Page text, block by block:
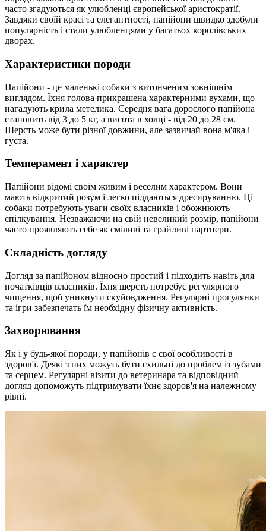
часто згадуються як улюбленці європейської аристократії.
Завдяки своїй красі та елегантності, папійони швидко здобули
популярність і стали улюбленцями у багатьох королівських
дворах.
Характеристики породи
Папійони - це маленькі собаки з витонченим зовнішнім
виглядом. Їхня голова прикрашена характерними вухами, що
нагадують крила метелика. Середня вага дорослого папійона
становить від 3 до 5 кг, а висота в холці - від 20 до 28 см.
Шерсть може бути різної довжини, але зазвичай вона м'яка і
густа.
Темперамент і характер
Папійони відомі своїм живим і веселим характером. Вони
мають відкритий розум і легко піддаються дресируванню. Ці
собаки потребують уваги своїх власників і обожнюють
спілкування. Незважаючи на свій невеликий розмір, папійони
часто проявляють себе як сміливі та грайливі партнери.
Складність догляду
Догляд за папійоном відносно простий і підходить навіть для
початківців власників. Їхня шерсть потребує регулярного
чищення, щоб уникнути скуйовдження. Регулярні прогулянки
та ігри забезпечать їм необхідну фізичну активність.
Захворювання
Як і у будь-якої породи, у папійонів є свої особливості в
здоров'ї. Деякі з них можуть бути схильні до проблем із зубами
та серцем. Регулярні візити до ветеринара та відповідний
догляд допоможуть підтримувати їхнє здоров'я на належному
рівні.